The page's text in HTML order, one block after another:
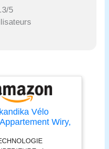
5
Vélo
Wiry,
24